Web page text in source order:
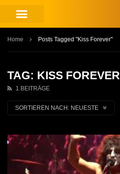
Home Posts Tagged "Kiss Forever"
TAG: KISS FOREVER
1 BEITRÄGE
SORTIEREN NACH: NEUESTE